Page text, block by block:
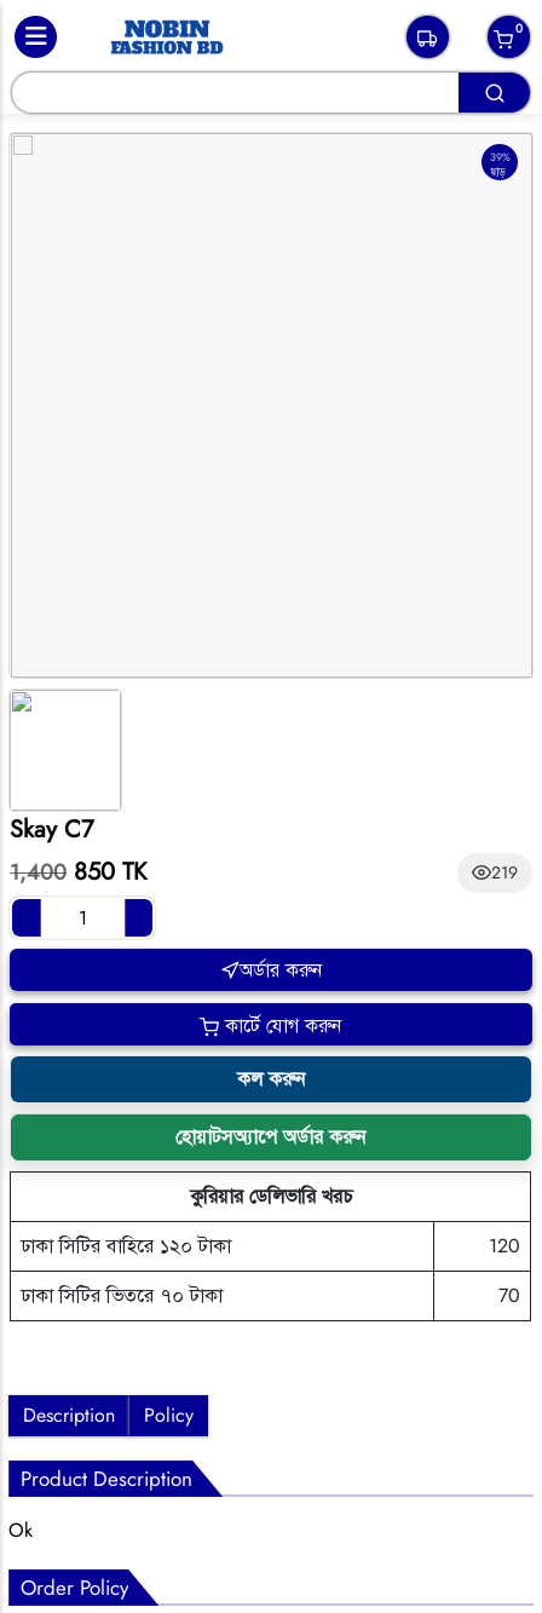
0
39%
ছাড়
Skay C7
1,400850 TK 219
অর্ডার করুন
কার্টে যোগ করুন
কল করুন
হোয়াটসঅ্যাপে অর্ডার করুন
কুরিয়ার ডেলিভারি খরচ
ঢাকা সিটির বাহিরে ১২০ টাকা
120
ঢাকা সিটির ভিতরে ৭০ টাকা
70
Description Policy
Product Description
Ok
Order Policy